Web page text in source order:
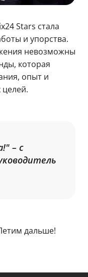
Stars стала
и упорства.
невозможны
которая
опыт и
– с
дальше!